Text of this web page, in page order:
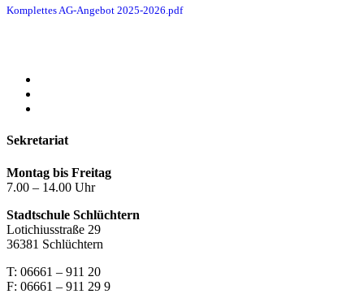
Komplettes AG-Angebot 2025-2026.pdf
Menü
Sekretariat
Montag bis Freitag
7.00 – 14.00 Uhr
Stadtschule Schlüchtern
Lotichiusstraße 29
36381 Schlüchtern
T: 06661 – 911 20
F: 06661 – 911 29 9